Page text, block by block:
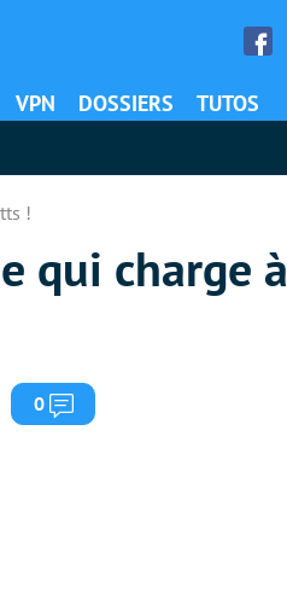
VPN DOSSIERS TUTOS
!
qui charge à
0 Commentaires